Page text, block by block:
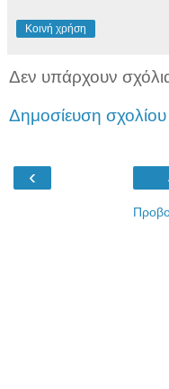
Κοινή χρήση
Δεν υπάρχουν
Δημοσίευση σχολίου
‹